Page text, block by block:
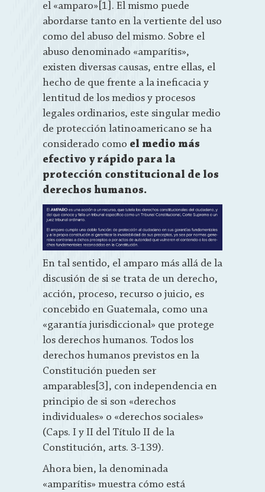
el «amparo»[1]. El mismo puede
abordarse tanto en la vertiente del uso
como del abuso del mismo. Sobre el
abuso denominado «amparítis»,
existen diversas causas, entre ellas, el
hecho de que frente a la ineficacia y
lentitud de los medios y procesos
legales ordinarios, este singular medio
de protección latinoamericano se ha
considerado como el medio más
efectivo y rápido para la
protección constitucional de los
derechos humanos.
En tal sentido, el amparo más allá de la
discusión de si se trata de un derecho,
acción, proceso, recurso o juicio, es
concebido en Guatemala, como una
«garantía jurisdiccional» que protege
los derechos humanos. Todos los
derechos humanos previstos en la
Constitución pueden ser
amparables[3], con independencia en
principio de si son «derechos
individuales» o «derechos sociales»
(Caps. I y II del Título II de la
Constitución, arts. 3-139).
Ahora bien, la denominada
«amparítis» muestra cómo está